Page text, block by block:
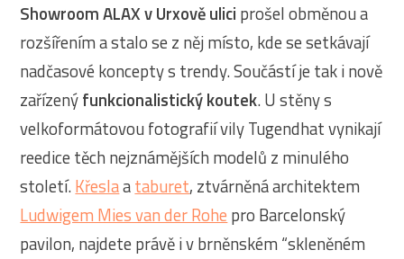
Showroom ALAX v Urxově ulici prošel obměnou a
rozšířením a stalo se z něj místo, kde se setkávají
nadčasové koncepty s trendy. Součástí je tak i nově
zařízenýfunkcionalistický koutek. U stěny s
velkoformátovou fotografií vily Tugendhat vynikají
reedice těch nejznámějších modelů z minulého
století.Křeslaataburet, ztvárněná architektem
Ludwigem Mies van der Rohe pro Barcelonský
pavilon, najdete právě i v brněnském “skleněném